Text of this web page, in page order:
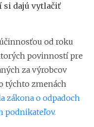
si dajú vytlačiť
od roku
povinností pre
za výrobcov
týchto zmenách
zákona o odpadoch
podnikateľov.